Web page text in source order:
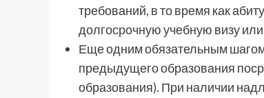
требований, в то время как
долгосрочную учебную визу
Еще одним обязательным
предыдущего образования
образования). При наличии